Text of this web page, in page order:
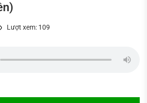
Lượt xem: 109